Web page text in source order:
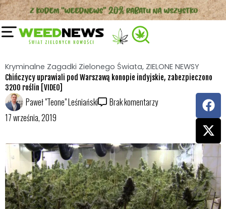
Przejdź
do
treści
Kryminalne Zagadki Zielonego Świata, ZIELONE NEWSY
Chińczycy uprawiali pod Warszawą konopie indyjskie, zabezpieczono
3200 roślin [VIDEO]
Paweł "Teone" Leśniański
Brak komentarzy
17 września, 2019
F
a
c
e
b
o
o
k
X
-
t
w
i
t
t
e
r